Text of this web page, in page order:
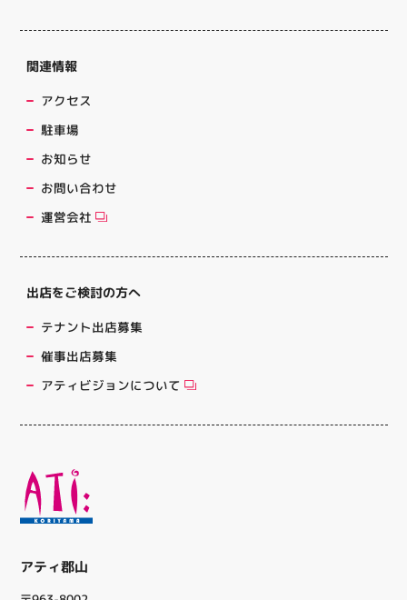
アティ郡山
関連情報
アクセス
駐車場
お知らせ
お問い合わせ
運営会社
出店をご検討の方へ
テナント出店募集
催事出店募集
アティビジョンについて